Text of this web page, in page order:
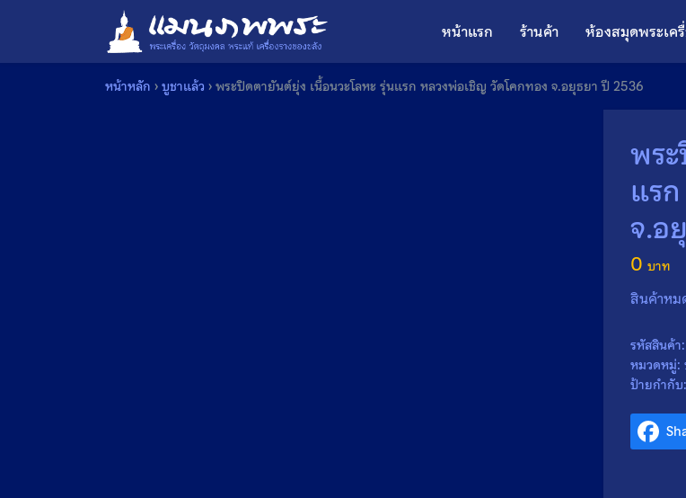
หน้าแรก ร้านค้า ห้องสมุดพระเค
หน้าหลัก ›บูชาแล้ว ›พระปิดตายันต์ยุ่ง เนื้อนวะโลหะ รุ่นแรก หลวงพ่อเชิญ วัดโคกทอง จ.อยุธยา ปี 2536
พร
แร
จ.อ
0
สินค้าหม
รหัสสินค้า:
หมวดหมู่:
ป้ายกำกับ: